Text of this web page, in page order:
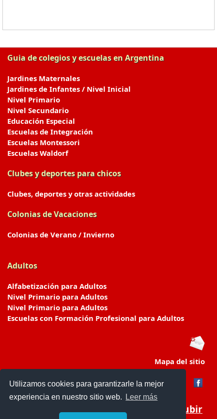
Utilizamos cookies para garantizarle la mejor
experiencia en nuestro sitio web.
Leer más
Guia de colegios y escuelas en Argentina
Jardines Maternales
Jardines de Infantes / Nivel Inicial
Nivel Primario
Nivel Secundario
Educación Especial
Escuelas de Integración
Escuelas Montessori
Escuelas Waldorf
Clubes y deportes para chicos
Clubes, deportes y otras actividades
Colonias de Vacaciones
Colonias de Verano / Invierno
Adultos
Alfabetización para Adultos
Nivel Primario para Adultos
Nivel Primario para Adultos
Escuelas con Formación Profesional para Adultos
Mapa del sitio
Subir